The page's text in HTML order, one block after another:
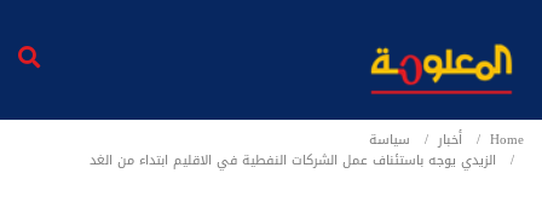
Home أخبار
سياسة
الزيدي يوجه باستئناف عمل الشركات النفطية في الاقليم ابتداء من الغد